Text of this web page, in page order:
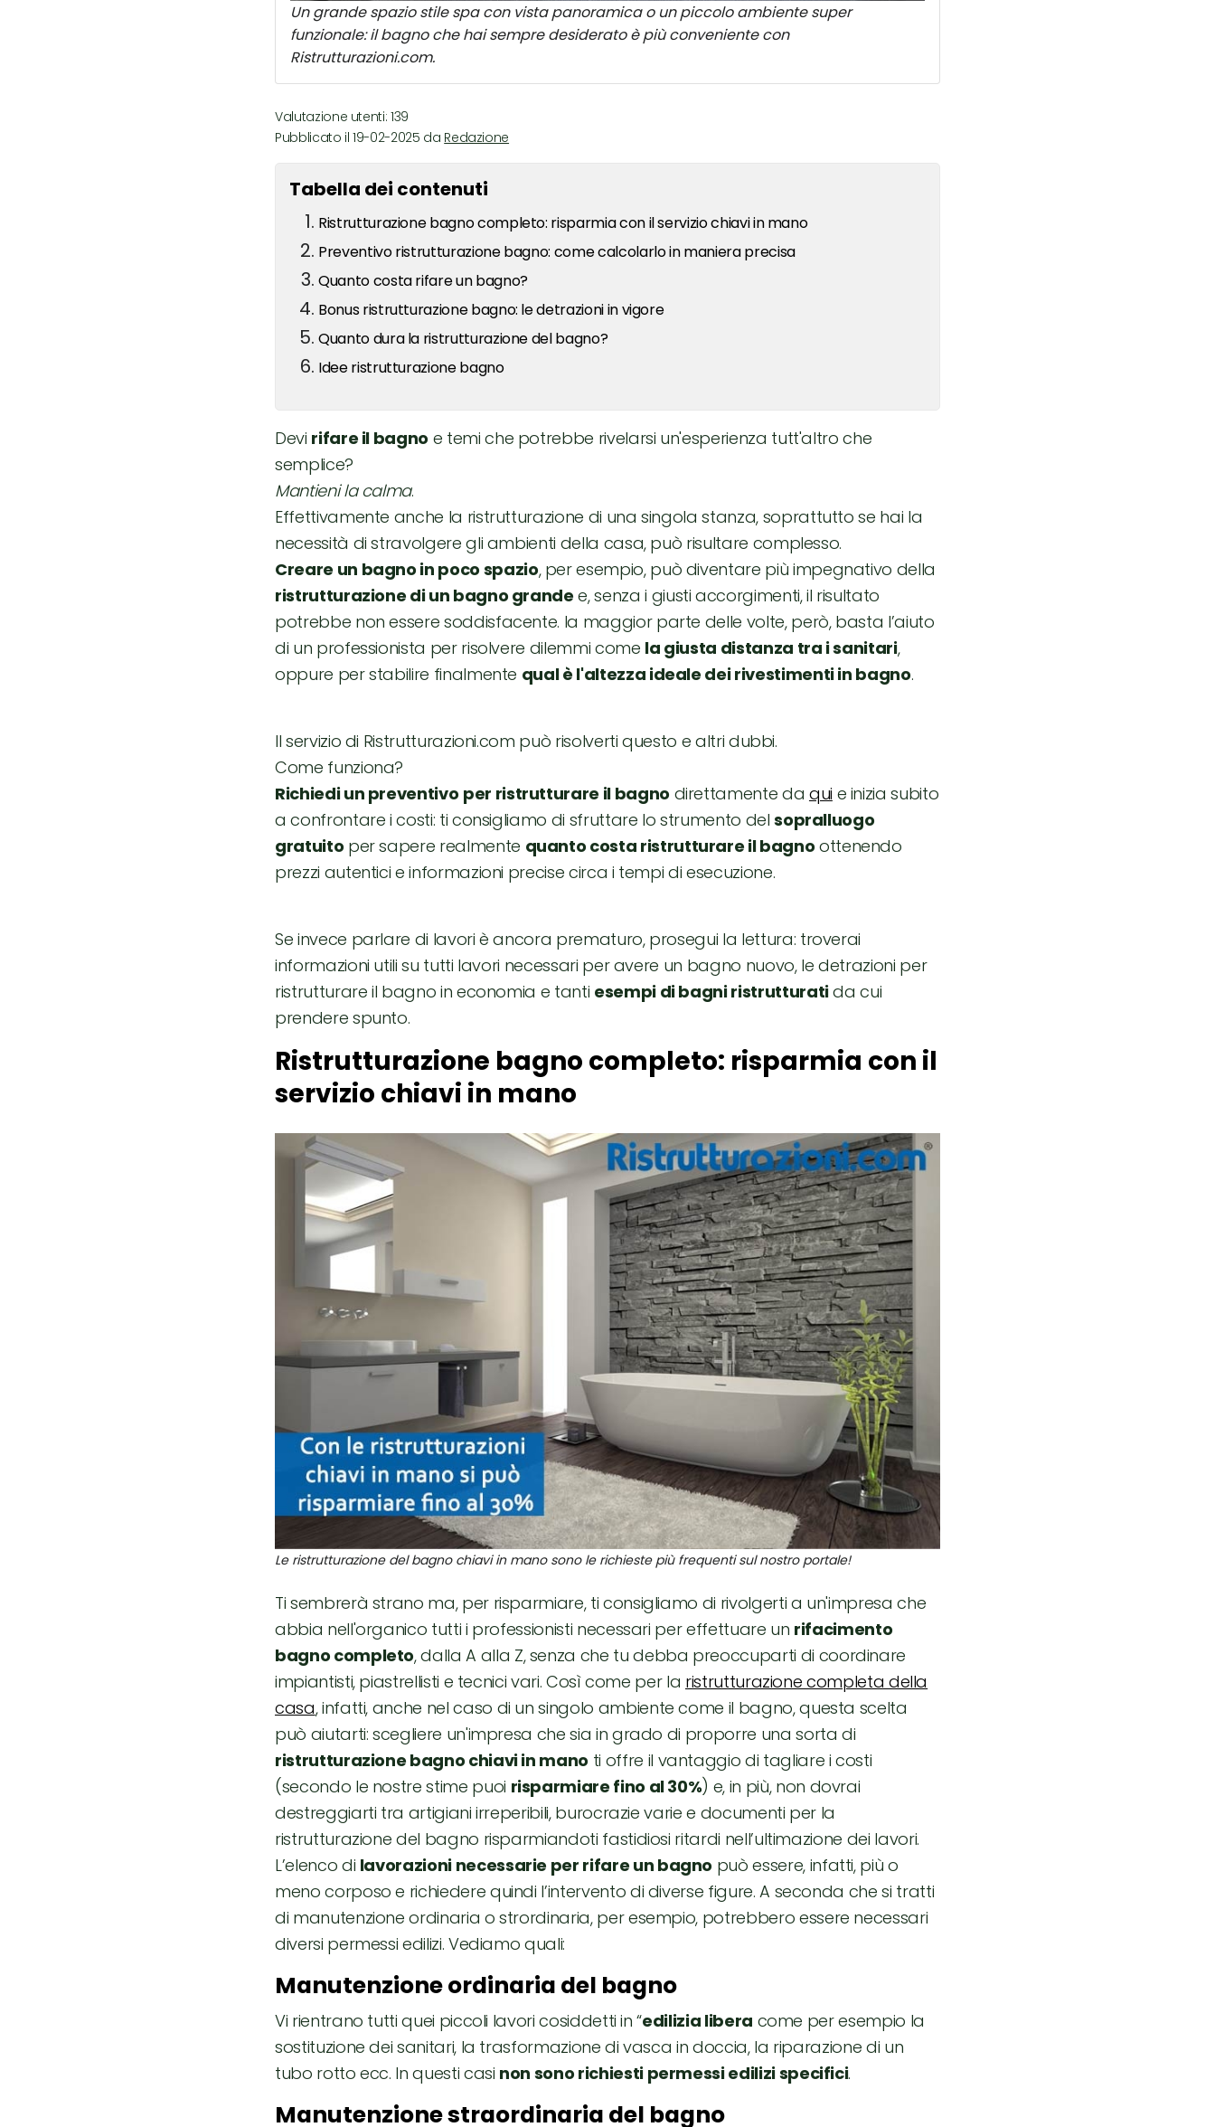
Un grande spazio stile spa con vista panoramica o un piccolo ambiente super
funzionale: il bagno che hai sempre desiderato è più conveniente con
Ristrutturazioni.com.
Valutazione utenti: 139
Pubblicato il 19-02-2025 da Redazione
Tabella dei contenuti
Ristrutturazione bagno completo: risparmia con il servizio chiavi in mano
Preventivo ristrutturazione bagno: come calcolarlo in maniera precisa
Quanto costa rifare un bagno?
Bonus ristrutturazione bagno: le detrazioni in vigore
Quanto dura la ristrutturazione del bagno?
Idee ristrutturazione bagno
Devi rifare il bagno e temi che potrebbe rivelarsi un'esperienza tutt'altro che
semplice?
Mantieni la calma.
Effettivamente anche la ristrutturazione di una singola stanza, soprattutto se hai la
necessità di stravolgere gli ambienti della casa, può risultare complesso.
Creare un bagno in poco spazio, per esempio, può diventare più impegnativo della
ristrutturazione di un bagno grande e, senza i giusti accorgimenti, il risultato
potrebbe non essere soddisfacente. la maggior parte delle volte, però, basta l’aiuto
di un professionista per risolvere dilemmi come la giusta distanza tra i sanitari,
oppure per stabilire finalmente qual è l'altezza ideale dei rivestimenti in bagno.
Il servizio di Ristrutturazioni.com può risolverti questo e altri dubbi.
Come funziona?
Richiedi un preventivo per ristrutturare il bagno direttamente da qui e inizia subito
a confrontare i costi: ti consigliamo di sfruttare lo strumento delsopralluogo
gratuito per sapere realmente quanto costa ristrutturare il bagno ottenendo
prezzi autentici e informazioni precise circa i tempi di esecuzione.
Se invece parlare di lavori è ancora prematuro, prosegui la lettura: troverai
informazioni utili su tutti lavori necessari per avere un bagno nuovo, le detrazioni per
ristrutturare il bagno in economia e tanti esempi di bagni ristrutturatida cui
prendere spunto.
Ristrutturazione bagno completo: risparmia con il
servizio chiavi in mano
Le ristrutturazione del bagno chiavi in mano sono le richieste più frequenti sul nostro portale!
Ti sembrerà strano ma, per risparmiare, ti consigliamo di rivolgerti a un'impresa che
abbia nell'organico tutti i professionisti necessari per effettuare un rifacimento
bagno completo, dalla A alla Z, senza che tu debba preoccuparti di coordinare
impiantisti, piastrellisti e tecnici vari. Così come per la ristrutturazione completa della
casa, infatti, anche nel caso di un singolo ambiente come il bagno, questa scelta
può aiutarti: scegliere un'impresa che sia in grado di proporre una sorta di
ristrutturazione bagno chiavi in mano ti offre il vantaggio di tagliare i costi
(secondo le nostre stime puoi risparmiare fino al 30%) e, in più, non dovrai
destreggiarti tra artigiani irreperibili, burocrazie varie e documenti per la
ristrutturazione del bagno risparmiandoti fastidiosi ritardi nell’ultimazione dei lavori.
L’elenco di lavorazioni necessarie per rifare un bagno può essere, infatti, più o
meno corposo e richiedere quindi l’intervento di diverse figure. A seconda che si tratti
di manutenzione ordinaria o strordinaria, per esempio, potrebbero essere necessari
diversi permessi edilizi. Vediamo quali:
Manutenzione ordinaria del bagno
Vi rientrano tutti quei piccoli lavori cosiddetti in “edilizia libera come per esempio la
sostituzione dei sanitari, la trasformazione di vasca in doccia, la riparazione di un
tubo rotto ecc. In questi casi non sono richiesti permessi edilizi specifici.
Manutenzione straordinaria del bagno